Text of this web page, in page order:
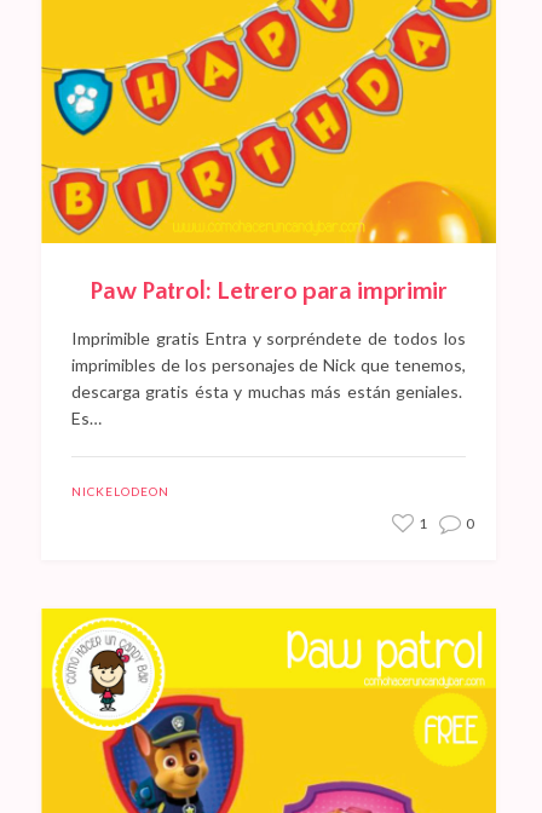
Paw Patrol: Letrero para imprimir
Imprimible gratis Entra y sorpréndete de todos los
imprimibles de los personajes de Nick que tenemos,
descarga gratis ésta y muchas más están geniales.
Es…
NICKELODEON
1 0